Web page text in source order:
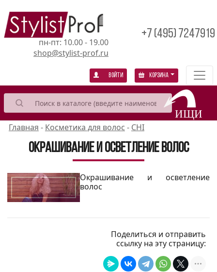
пн-пт: 10.00 - 19.00
shop@stylist-prof.ru
+7 (495) 7247919
Войти Корзина
Главная - Косметика для волос - CHI
Окрашивание и осветление волос
Окрашивание и осветление
волос
Поделиться и отправить
ссылку на эту страницу: